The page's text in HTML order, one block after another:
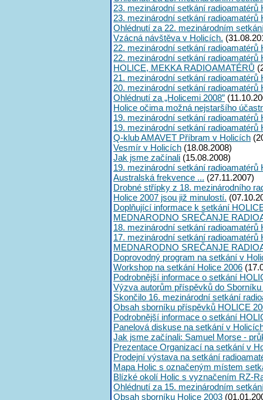
23. mezinárodní setkání
23. mezinárodní setkání radioamatérů
Ohlédnutí za 22. mezinárodním
Vzácná návštěva v Holicích.
22. mezinárodní setkání
22. mezinárodní setkání radioamatérů
HOLICE, MEKKA RADIOAMATÉRŮ
21. mezinárodní setkání radioamatérů
20. mezinárodní setkání radioamatérů
Ohlédnutí za „Holicemi 2008”
Holice očima možná nejstaršího
19. mezinárodní setkání radioamatérů
19. mezinárodní setkání
Q-klub AMAVET Příbram v Holicích
Vesmír v Holicích (18.08.2008)
Jak jsme začínali (15.08.2008)
19. mezinárodní setkání
Australská frekvence ... (27.11.2007)
Drobné střípky z 18. mezinárodního
Holice 2007 jsou již minulostí.
Doplňující informace k setkání
MEDNARODNO SREČANJE
18. mezinárodní setkání radioamatérů
17. mezinárodní setkání radioamatérů
MEDNARODNO SREČANJE
Doprovodný program na setkání v
Workshop na setkání Holice 2006
Podrobnější informace o setkání
Výzva autorům příspěvků do
Skončilo 16. mezinárodní setkání
Obsah sborníku příspěvků HOLICE
Podrobnější informace o setkání
Panelová diskuse na setkání v
Jak jsme začínali: Samuel Morse -
Prezentace Organizací na setkání v
Prodejní výstava na setkání
Mapa Holic s označeným místem
Blízké okolí Holic s vyznačením RZ-
Ohlédnutí za 15. mezinárodním
Obsah sborníku Holice 2003